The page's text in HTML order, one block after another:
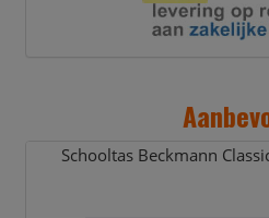
Schooltas Beckmann